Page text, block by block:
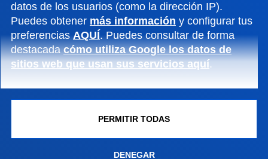
datos de los usuarios (como la dirección IP).
Puedes obtener más información y configurar tus
preferenciasAQUÍ. Puedes consultar de forma
destacadacómo utiliza Google los datos de
sitios web que usan sus servicios aquí.
PERMITIR TODAS
DENEGAR
Campus Bilbao
Conoce el campus
+34 944 139 000
Contacto
Conoce el campus